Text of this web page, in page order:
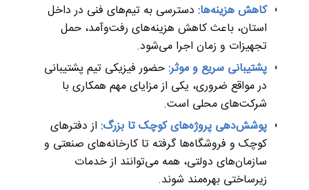
کاهش هزینه‌ها: دسترسی به تیم‌های فنی در داخل
استان، باعث کاهش هزینه‌های رفت‌و‌آمد، حمل
تجهیزات و زمان اجرا می‌شود.
پشتیبانی سریع و موثر:حضور فیزیکی تیم پشتیبانی
در مواقع ضروری، یکی از مزایای مهم همکاری با
شرکت‌های محلی است.
پوشش‌دهی پروژه‌های کوچک تا بزرگ: از دفترهای
کوچک و فروشگاه‌ها گرفته تا کارخانه‌های صنعتی و
سازمان‌های دولتی، همه می‌توانند از خدمات
زیرساختی بهره‌مند شوند.